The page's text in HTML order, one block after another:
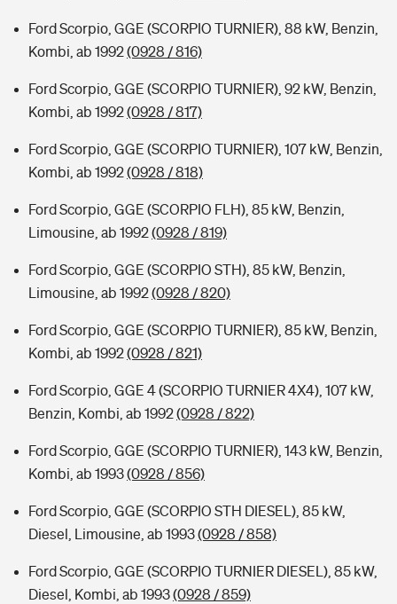
Ford Scorpio, GGE (SCORPIO TURNIER), 88 kW, Benzin,
Kombi, ab 1992(0928 / 816)
Ford Scorpio, GGE (SCORPIO TURNIER), 92 kW, Benzin,
Kombi, ab 1992(0928 / 817)
Ford Scorpio, GGE (SCORPIO TURNIER), 107 kW, Benzin,
Kombi, ab 1992(0928 / 818)
Ford Scorpio, GGE (SCORPIO FLH), 85 kW, Benzin,
Limousine, ab 1992(0928 / 819)
Ford Scorpio, GGE (SCORPIO STH), 85 kW, Benzin,
Limousine, ab 1992(0928 / 820)
Ford Scorpio, GGE (SCORPIO TURNIER), 85 kW, Benzin,
Kombi, ab 1992(0928 / 821)
Ford Scorpio, GGE 4 (SCORPIO TURNIER 4X4), 107 kW,
Benzin, Kombi, ab 1992(0928 / 822)
Ford Scorpio, GGE (SCORPIO TURNIER), 143 kW, Benzin,
Kombi, ab 1993(0928 / 856)
Ford Scorpio, GGE (SCORPIO STH DIESEL), 85 kW,
Diesel, Limousine, ab 1993(0928 / 858)
Ford Scorpio, GGE (SCORPIO TURNIER DIESEL), 85 kW,
Diesel, Kombi, ab 1993(0928 / 859)